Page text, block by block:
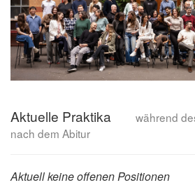
Aktuelle Praktika
während
nach dem Abitur
Aktuell keine offenen Positionen